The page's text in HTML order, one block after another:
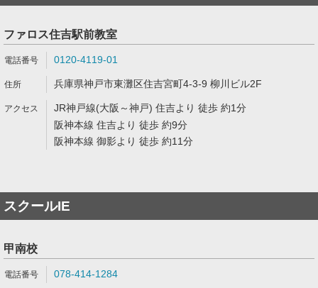
ファロス住吉駅前教室
0120-4119-01
兵庫県神戸市東灘区住吉宮町4-3-9 柳川ビル2F
JR神戸線(大阪～神戸) 住吉より 徒歩 約1分
阪神本線 住吉より 徒歩 約9分
阪神本線 御影より 徒歩 約11分
スクールIE
甲南校
078-414-1284